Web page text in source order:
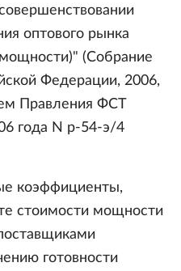
оптового рынка
(Собрание
Федерации, 2006,
Правления ФСТ
года N р-54-э/4
коэффициенты,
стоимости мощности
готовности